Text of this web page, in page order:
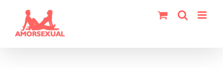
contenido